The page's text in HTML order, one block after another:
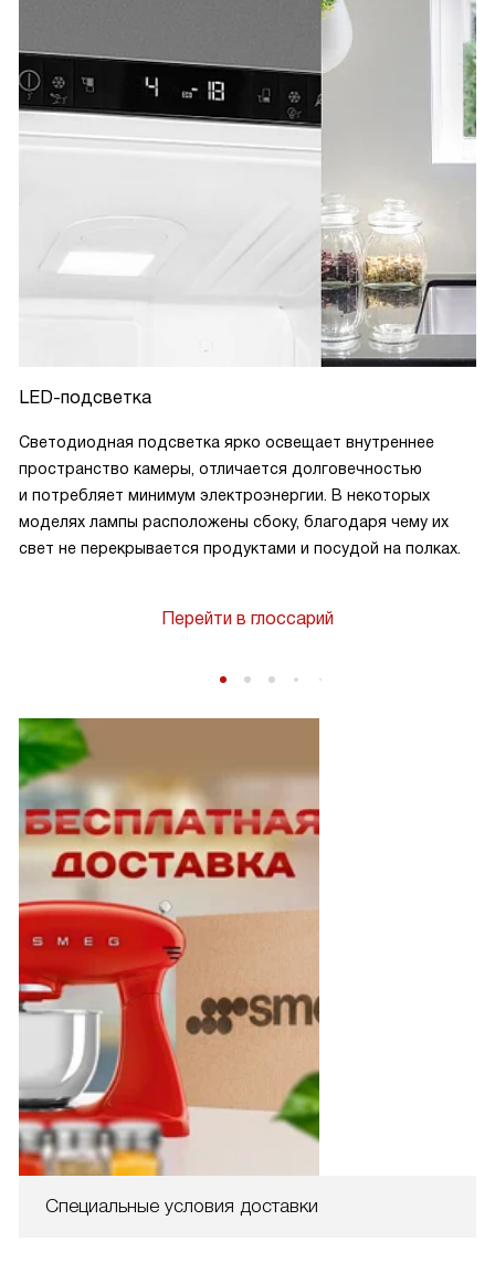
LED-подсветка
Светодиодная подсветка ярко освещает внутреннее
пространство камеры, отличается долговечностью
и потребляет минимум электроэнергии. В некоторых
моделях лампы расположены сбоку, благодаря чему их
свет не перекрывается продуктами и посудой на полках.
Перейти в глоссарий
Специальные условия доставки